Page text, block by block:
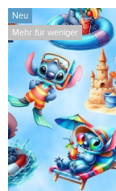
Neu
Mehr für weniger